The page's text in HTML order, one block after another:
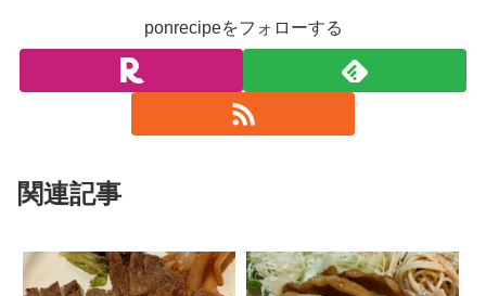
ponrecipeをフォローする
関連記事